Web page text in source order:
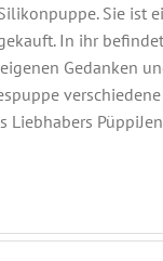
Sie ist
In ihr
Gedanken